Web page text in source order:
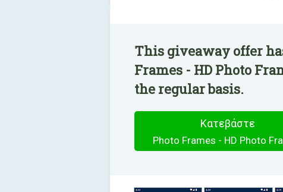
This giveaway offer
Frames - HD Photo
the regular basis.
Κατεβάστε
Photo Frames - HD Photo